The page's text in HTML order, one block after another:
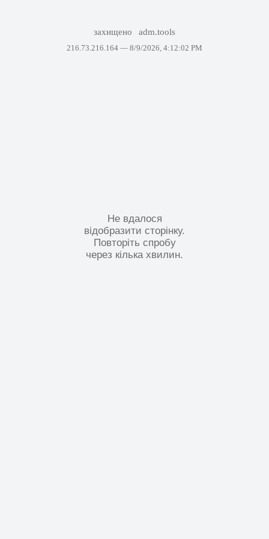
захищено adm.tools
216.73.216.164 — 8/9/2026, 4:12:02 PM
Не вдалося
відобразити сторінку.
Повторіть спробу
через кілька хвилин.